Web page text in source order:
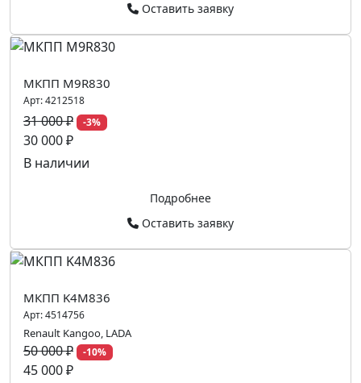
Оставить заявку
МКПП M9R830
Арт:4212518
31 000 ₽ -3%
30 000 ₽
В наличии
Подробнее
Оставить заявку
МКПП K4M836
Арт:4514756
Renault Kangoo, LADA
50 000 ₽ -10%
45 000 ₽